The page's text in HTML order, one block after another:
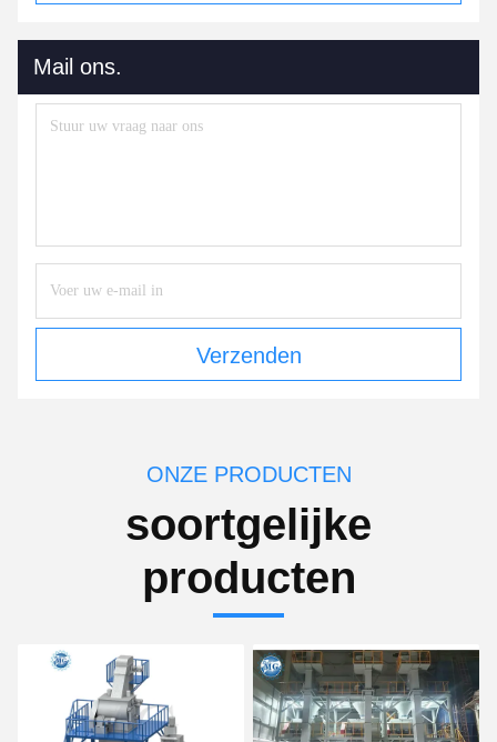
Mail ons.
Verzenden
ONZE PRODUCTEN
soortgelijke
producten